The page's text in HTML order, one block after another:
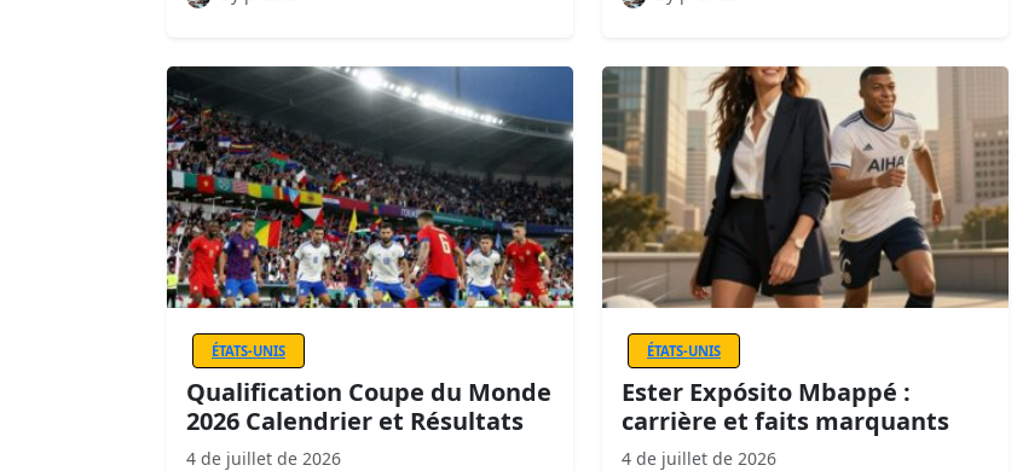
ÉTATS-UNIS
Qualification Coupe du Monde
2026 Calendrier et Résultats
4 de juillet de 2026
ÉTATS-UNIS
Ester Expósito Mbappé :
carrière et faits marquants
4 de juillet de 2026